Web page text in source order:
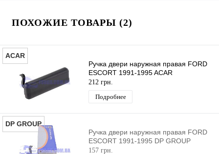
ПОХОЖИЕ ТОВАРЫ (2)
ACAR
Ручка двери наружная правая FORD
ESCORT 1991-1995 ACAR
212 грн.
Подробнее
DP GROUP
Ручка двери наружная правая FORD
ESCORT 1991-1995 DP GROUP
157 грн.